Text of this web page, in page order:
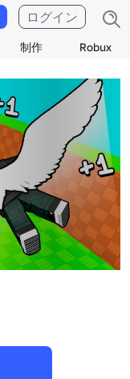
制作 Robux
ログイン